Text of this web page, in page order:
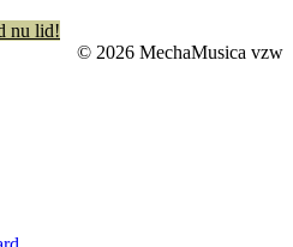
nu lid!
© 2026 MechaMusica vzw